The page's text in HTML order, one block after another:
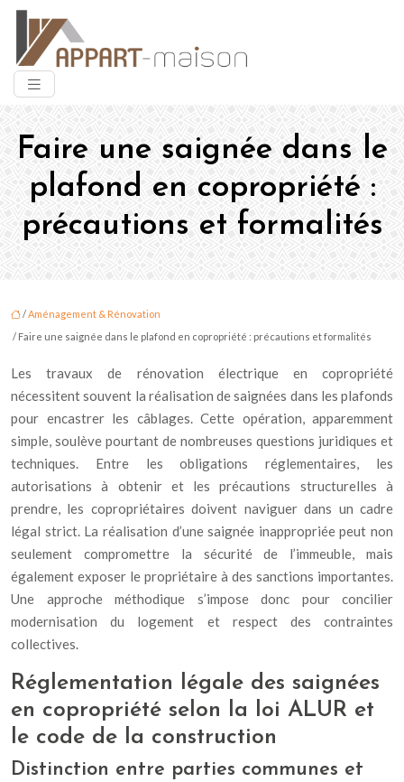
Faire une saignée dans le
plafond en copropriété :
précautions et formalités
/Aménagement & Rénovation
/ Faire une saignée dans le plafond en copropriété : précautions et formalités
Les travaux de rénovation électrique en copropriété
nécessitent souvent la réalisation de saignées dans les plafonds
pour encastrer les câblages. Cette opération, apparemment
simple, soulève pourtant de nombreuses questions juridiques et
techniques. Entre les obligations réglementaires, les
autorisations à obtenir et les précautions structurelles à
prendre, les copropriétaires doivent naviguer dans un cadre
légal strict. La réalisation d’une saignée inappropriée peut non
seulement compromettre la sécurité de l’immeuble, mais
également exposer le propriétaire à des sanctions importantes.
Une approche méthodique s’impose donc pour concilier
modernisation du logement et respect des contraintes
collectives.
Réglementation légale des saignées
en copropriété selon la loi ALUR et
le code de la construction
Distinction entre parties communes et